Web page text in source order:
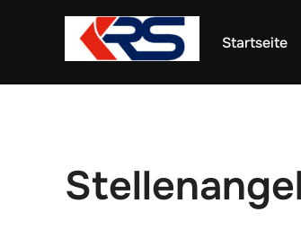
Startseite